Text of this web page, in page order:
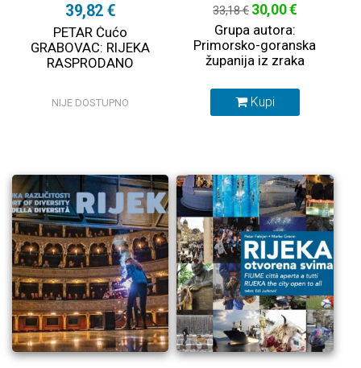
39,82 €
PETAR Ćućo
GRABOVAC: RIJEKA
RASPRODANO
NIJE DOSTUPNO
33,18 € 30,00 €
Grupa autora:
Primorsko-goranska
županija iz zraka
Kupi